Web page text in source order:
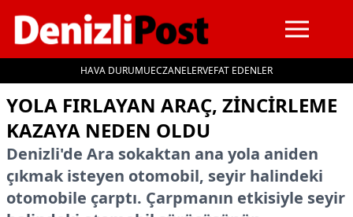
HAVA DURUMUECZANELERVEFAT EDENLER
YOLA FIRLAYAN ARAÇ, ZINCIRLEME
KAZAYA NEDEN OLDU
Denizli'de Ara sokaktan ana yola aniden
çıkmak isteyen otomobil, seyir halindeki
otomobile çarptı. Çarpmanın etkisiyle seyir